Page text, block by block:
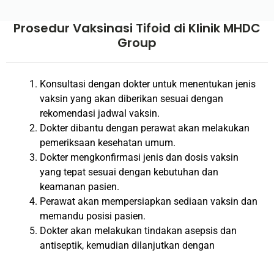
Prosedur Vaksinasi Tifoid di Klinik MHDC
Group
Konsultasi dengan dokter untuk menentukan jenis
vaksin yang akan diberikan sesuai dengan
rekomendasi jadwal vaksin.
Dokter dibantu dengan perawat akan melakukan
pemeriksaan kesehatan umum.
Dokter mengkonfirmasi jenis dan dosis vaksin
yang tepat sesuai dengan kebutuhan dan
keamanan pasien.
Perawat akan mempersiapkan sediaan vaksin dan
memandu posisi pasien.
Dokter akan melakukan tindakan asepsis dan
antiseptik, kemudian dilanjutkan dengan